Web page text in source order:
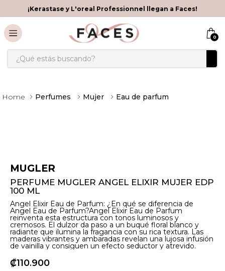
¡Kerastase y L'oreal Professionnel llegan a Faces!
0
¿Qué estás buscando?
Perfumes Mujer Eau de parfum
MUGLER
PERFUME MUGLER ANGEL ELIXIR MUJER EDP
100 ML
Angel Elixir Eau de Parfum: ¿En qué se diferencia de
Angel Eau de Parfum?Angel Elixir Eau de Parfum
reinventa esta estructura con tonos luminosos y
cremosos. El dulzor da paso a un buqué floral blanco y
radiante que ilumina la fragancia con su rica textura. Las
maderas vibrantes y ambaradas revelan una lujosa infusión
de vainilla y consiguen un efecto seductor y atrevido.
₡110 900